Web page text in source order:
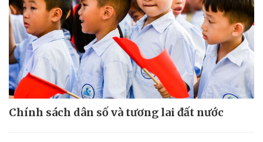
Chính sách dân số và tương lai đất nước